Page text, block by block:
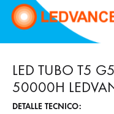
LED TUBO T5
50000H
DETALLE TECNICO: